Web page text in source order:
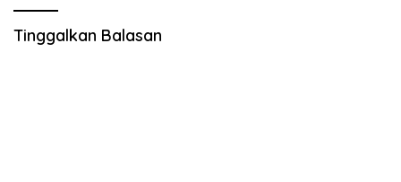
Tinggalkan Balasan